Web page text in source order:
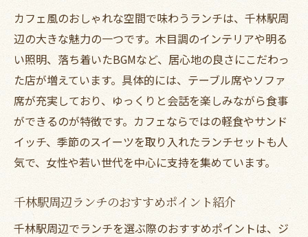
おしゃれとコスパを両立するランチの選び
方
千林商店街ランチで安さと満足度を追求
価格も魅力千林駅ランチのおすすめポイン
ト
グルメもコスパも楽しむ千林駅ランチ特集
カフェ風のおしゃれな空間で味わうランチは、千林駅周
辺の大きな魅力の一つです。木目調のインテリアや明る
い照明、落ち着いたBGMなど、居心地の良さにこだわっ
た店が増えています。具体的には、テーブル席やソファ
席が充実しており、ゆっくりと会話を楽しみながら食事
ができるのが特徴です。カフェならではの軽食やサンド
イッチ、季節のスイーツを取り入れたランチセットも人
気で、女性や若い世代を中心に支持を集めています。
千林駅周辺ランチのおすすめポイント紹介
千林駅周辺でランチを選ぶ際のおすすめポイントは、ジ